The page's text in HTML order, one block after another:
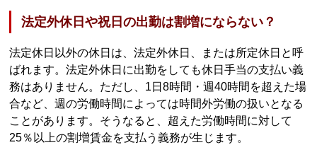
法定外休日や祝日の出勤は割増にならない？
法定休日以外の休日は、法定外休日、または所定休日と呼
ばれます。法定外休日に出勤をしても休日手当の支払い義
務はありません。ただし、1日8時間・週40時間を超えた場
合など、週の労働時間によっては時間外労働の扱いとなる
ことがあります。そうなると、超えた労働時間に対して
25％以上の割増賃金を支払う義務が生じます。